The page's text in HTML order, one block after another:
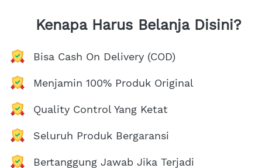
Kenapa Harus Belanja Disini?
Bisa Cash On Delivery (COD)
Menjamin 100% Produk Original
Quality Control Yang Ketat
Seluruh Produk Bergaransi
Bertanggung Jawab Jika Terjadi